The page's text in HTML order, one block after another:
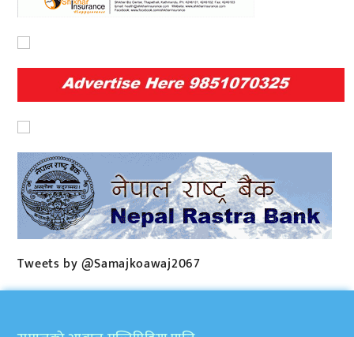
Tweets by @Samajkoawaj2067